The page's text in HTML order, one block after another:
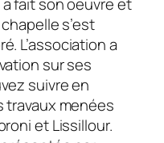
s’est
L’association a
sur ses
suivre en
travaux menées
et Lissillour.